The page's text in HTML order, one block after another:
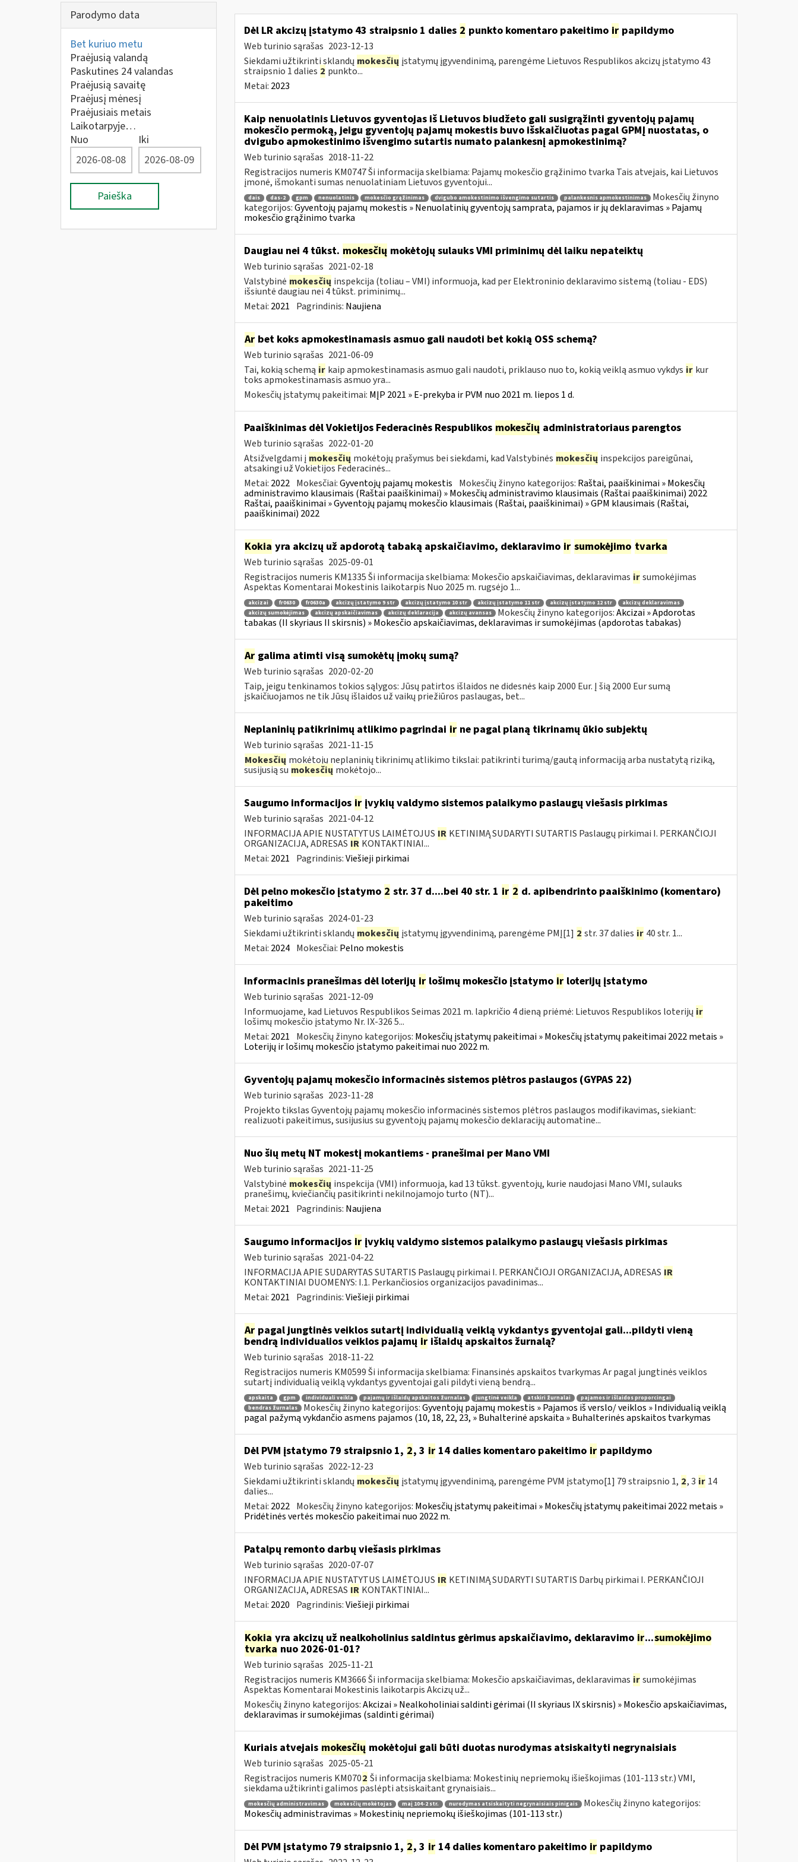
Parodymo data
Bet kuriuo metu
Praėjusią valandą
Paskutines 24 valandas
Praėjusią savaitę
Praėjusį mėnesį
Praėjusiais metais
Laikotarpyje…
Nuo
Iki
Paieška
Dėl LR akcizų įstatymo 43 straipsnio 1 dalies 2 punkto komentaro pakeitimo irpapildymo
Web turinio sąrašas 2023-12-13
Siekdami užtikrinti sklandų mokesčių įstatymų įgyvendinimą, parengėme Lietuvos Respublikos akcizų įstatymo 43
straipsnio 1 dalies 2 punkto...
Metai: 2023
Kaip nenuolatinis Lietuvos gyventojas iš Lietuvos biudžeto gali susigrąžinti gyventojų pajamų
mokesčio permoką, jeigu gyventojų pajamų mokestis buvo išskaičiuotas pagal GPMĮ nuostatas, o
dvigubo apmokestinimo išvengimo sutartis numato palankesnį apmokestinimą?
Web turinio sąrašas 2018-11-22
Registracijos numeris KM0747 Ši informacija skelbiama: Pajamų mokesčio grąžinimo tvarka Tais atvejais, kai Lietuvos
įmonė, išmokanti sumas nenuolatiniam Lietuvos gyventojui...
dais das-2 gpm nenuolatinis mokesčio grąžinimas dvigubo amokestinimo išvengimo sutartis palankesnis apmokestinimas
Mokesčių žinyno
kategorijos:Gyventojų pajamų mokestis » Nenuolatinių gyventojų samprata, pajamos ir jų deklaravimas » Pajamų
mokesčio grąžinimo tvarka
Daugiau nei 4 tūkst. mokesčių mokėtojų sulauks VMI priminimų dėl laiku nepateiktų
Web turinio sąrašas 2021-02-18
Valstybinė mokesčių inspekcija (toliau – VMI) informuoja, kad per Elektroninio deklaravimo sistemą (toliau - EDS)
išsiuntė daugiau nei 4 tūkst. priminimų...
Metai: 2021 Pagrindinis: Naujiena
Arbet koks apmokestinamasis asmuo gali naudoti bet kokią OSS schemą?
Web turinio sąrašas 2021-06-09
Tai, kokią schemą ir kaip apmokestinamasis asmuo gali naudoti, priklauso nuo to, kokią veiklą asmuo vykdys ir kur
toks apmokestinamasis asmuo yra...
Mokesčių įstatymų pakeitimai: MĮP 2021 » E-prekyba ir PVM nuo 2021 m. liepos 1 d.
Paaiškinimas dėl Vokietijos Federacinės Respublikos mokesčių administratoriaus parengtos
Web turinio sąrašas 2022-01-20
Atsižvelgdami į mokesčių mokėtojų prašymus bei siekdami, kad Valstybinės mokesčių inspekcijos pareigūnai,
atsakingi už Vokietijos Federacinės...
Metai: 2022 Mokesčiai:Gyventojų pajamų mokestis Mokesčių žinyno kategorijos: Raštai, paaiškinimai » Mokesčių
administravimo klausimais (Raštai paaiškinimai) » Mokesčių administravimo klausimais (Raštai paaiškinimai) 2022
Raštai, paaiškinimai » Gyventojų pajamų mokesčio klausimais (Raštai, paaiškinimai) » GPM klausimais (Raštai,
paaiškinimai) 2022
Kokia yra akcizų už apdorotą tabaką apskaičiavimo, deklaravimo ir sumokėjimo tvarka
Web turinio sąrašas 2025-09-01
Registracijos numeris KM1335 Ši informacija skelbiama: Mokesčio apskaičiavimas, deklaravimas ir sumokėjimas
Aspektas Komentarai Mokestinis laikotarpis Nuo 2025 m. rugsėjo 1...
akcizai fr0630 fr0630a akcizų įstatymo 9 str akcizų įstatymo 10 str akcizų įstatymo 11 str akcizų įstatymo 12 str
akcizų deklaravimas
akcizų sumokėjimas
akcizų apskaičiavimas akcizų deklaracija akcizų avansas Mokesčių žinyno kategorijos:Akcizai » Apdorotas
tabakas (II skyriaus II skirsnis) » Mokesčio apskaičiavimas, deklaravimas ir sumokėjimas (apdorotas tabakas)
Argalima atimti visą sumokėtų įmokų sumą?
Web turinio sąrašas 2020-02-20
Taip, jeigu tenkinamos tokios sąlygos: Jūsų patirtos išlaidos ne didesnės kaip 2000 Eur. Į šią 2000 Eur sumą
įskaičiuojamos ne tik Jūsų išlaidos už vaikų priežiūros paslaugas, bet...
Neplaninių patikrinimų atlikimo pagrindai irne pagal planą tikrinamų ūkio subjektų
Web turinio sąrašas 2021-11-15
Mokesčių mokėtojų neplaninių tikrinimų atlikimo tikslai: patikrinti turimą/gautą informaciją arba nustatytą riziką,
susijusią su mokesčių mokėtojo...
Saugumo informacijos irįvykių valdymo sistemos palaikymo paslaugų viešasis pirkimas
Web turinio sąrašas 2021-04-12
INFORMACIJA APIE NUSTATYTUS LAIMĖTOJUS IR KETINIMĄ SUDARYTI SUTARTIS Paslaugų pirkimai I. PERKANČIOJI
ORGANIZACIJA, ADRESAS IR KONTAKTINIAI...
Metai: 2021 Pagrindinis:Viešieji pirkimai
Dėl pelno mokesčio įstatymo 2 str. 37 d....bei 40 str. 1 ir 2 d. apibendrinto paaiškinimo (komentaro)
pakeitimo
Web turinio sąrašas 2024-01-23
Siekdami užtikrinti sklandų mokesčių įstatymų įgyvendinimą, parengėme PMĮ[1] 2 str. 37 dalies ir 40 str. 1...
Metai: 2024 Mokesčiai: Pelno mokestis
Informacinis pranešimas dėl loterijų irlošimų mokesčio įstatymo irloterijų įstatymo
Web turinio sąrašas 2021-12-09
Informuojame, kad Lietuvos Respublikos Seimas 2021 m. lapkričio 4 dieną priėmė: Lietuvos Respublikos loterijų ir
lošimų mokesčio įstatymo Nr. IX-326 5...
Metai: 2021 Mokesčių žinyno kategorijos: Mokesčių įstatymų pakeitimai » Mokesčių įstatymų pakeitimai 2022 metais »
Loterijų ir lošimų mokesčio įstatymo pakeitimai nuo 2022 m.
Gyventojų pajamų mokesčio informacinės sistemos plėtros paslaugos (GYPAS 22)
Web turinio sąrašas 2023-11-28
Projekto tikslas Gyventojų pajamų mokesčio informacinės sistemos plėtros paslaugos modifikavimas, siekiant:
realizuoti pakeitimus, susijusius su gyventojų pajamų mokesčio deklaracijų automatine...
Nuo šių metų NT mokestį mokantiems - pranešimai per Mano VMI
Web turinio sąrašas 2021-11-25
Valstybinė mokesčių inspekcija (VMI) informuoja, kad 13 tūkst. gyventojų, kurie naudojasi Mano VMI, sulauks
pranešimų, kviečiančių pasitikrinti nekilnojamojo turto (NT)...
Metai: 2021 Pagrindinis: Naujiena
Saugumo informacijos irįvykių valdymo sistemos palaikymo paslaugų viešasis pirkimas
Web turinio sąrašas 2021-04-22
INFORMACIJA APIE SUDARYTAS SUTARTIS Paslaugų pirkimai I. PERKANČIOJI ORGANIZACIJA, ADRESAS IR
KONTAKTINIAI DUOMENYS: I.1. Perkančiosios organizacijos pavadinimas...
Metai: 2021 Pagrindinis:Viešieji pirkimai
Arpagal jungtinės veiklos sutartį individualią veiklą vykdantys gyventojai gali...pildyti vieną
bendrą individualios veiklos pajamų irišlaidų apskaitos žurnalą?
Web turinio sąrašas 2018-11-22
Registracijos numeris KM0599 Ši informacija skelbiama: Finansinės apskaitos tvarkymas Ar pagal jungtinės veiklos
sutartį individualią veiklą vykdantys gyventojai gali pildyti vieną bendrą...
apskaita gpm individuali veikla pajamų ir išlaidų apskaitos žurnalas jungtinė veikla atskiri žurnalai
pajamos ir išlaidos proporcingai
bendras žurnalas
Mokesčių žinyno kategorijos:Gyventojų pajamų mokestis » Pajamos iš verslo/ veiklos » Individualią veiklą
pagal pažymą vykdančio asmens pajamos (10, 18, 22, 23, » Buhalterinė apskaita » Buhalterinės apskaitos tvarkymas
Dėl PVM įstatymo 79 straipsnio 1, 2, 3 ir14 dalies komentaro pakeitimo irpapildymo
Web turinio sąrašas 2022-12-23
Siekdami užtikrinti sklandų mokesčių įstatymų įgyvendinimą, parengėme PVM įstatymo[1] 79 straipsnio 1, 2, 3 ir 14
dalies...
Metai: 2022 Mokesčių žinyno kategorijos: Mokesčių įstatymų pakeitimai » Mokesčių įstatymų pakeitimai 2022 metais »
Pridėtinės vertės mokesčio pakeitimai nuo 2022 m.
Patalpų remonto darbų viešasis pirkimas
Web turinio sąrašas 2020-07-07
INFORMACIJA APIE NUSTATYTUS LAIMĖTOJUS IR KETINIMĄ SUDARYTI SUTARTIS Darbų pirkimai I. PERKANČIOJI
ORGANIZACIJA, ADRESAS IR KONTAKTINIAI...
Metai: 2020 Pagrindinis:Viešieji pirkimai
Kokiayra akcizų už nealkoholinius saldintus gėrimus apskaičiavimo, deklaravimo ir...sumokėjimo
tvarka nuo 2026-01-01?
Web turinio sąrašas 2025-11-21
Registracijos numeris KM3666 Ši informacija skelbiama: Mokesčio apskaičiavimas, deklaravimas ir sumokėjimas
Aspektas Komentarai Mokestinis laikotarpis Akcizų už...
Mokesčių žinyno kategorijos:Akcizai » Nealkoholiniai saldinti gėrimai (II skyriaus IX skirsnis) » Mokesčio apskaičiavimas,
deklaravimas ir sumokėjimas (saldinti gėrimai)
Kuriais atvejais mokesčių mokėtojui gali būti duotas nurodymas atsiskaityti negrynaisiais
Web turinio sąrašas 2025-05-21
Registracijos numeris KM0702 Ši informacija skelbiama: Mokestinių nepriemokų išieškojimas (101-113 str.) VMI,
siekdama užtikrinti galimos paslėpti atsiskaitant grynaisiais...
mokesčių administravimas mokesčių mokėtojas maį 104-2 str. nurodymas atsiskaityti negrynaisiais pinigais
Mokesčių žinyno kategorijos:
Mokesčių administravimas » Mokestinių nepriemokų išieškojimas (101-113 str.)
Dėl PVM įstatymo 79 straipsnio 1, 2, 3 ir14 dalies komentaro pakeitimo irpapildymo